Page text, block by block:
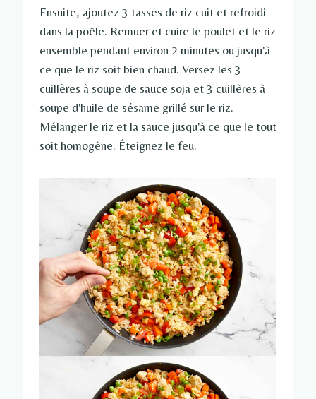
Ensuite, ajoutez 3 tasses de riz cuit et refroidi
dans la poêle. Remuer et cuire le poulet et le riz
ensemble pendant environ 2 minutes ou jusqu'à
ce que le riz soit bien chaud. Versez les 3
cuillères à soupe de sauce soja et 3 cuillères à
soupe d'huile de sésame grillé sur le riz.
Mélanger le riz et la sauce jusqu'à ce que le tout
soit homogène. Éteignez le feu.